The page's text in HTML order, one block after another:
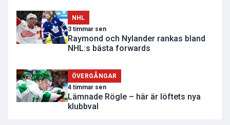
NHL
3 timmar sen
Raymond och Nylander rankas bland
NHL:s bästa forwards
ÖVERGÅNGAR
4 timmar sen
Lämnade Rögle – här är löftets nya
klubbval